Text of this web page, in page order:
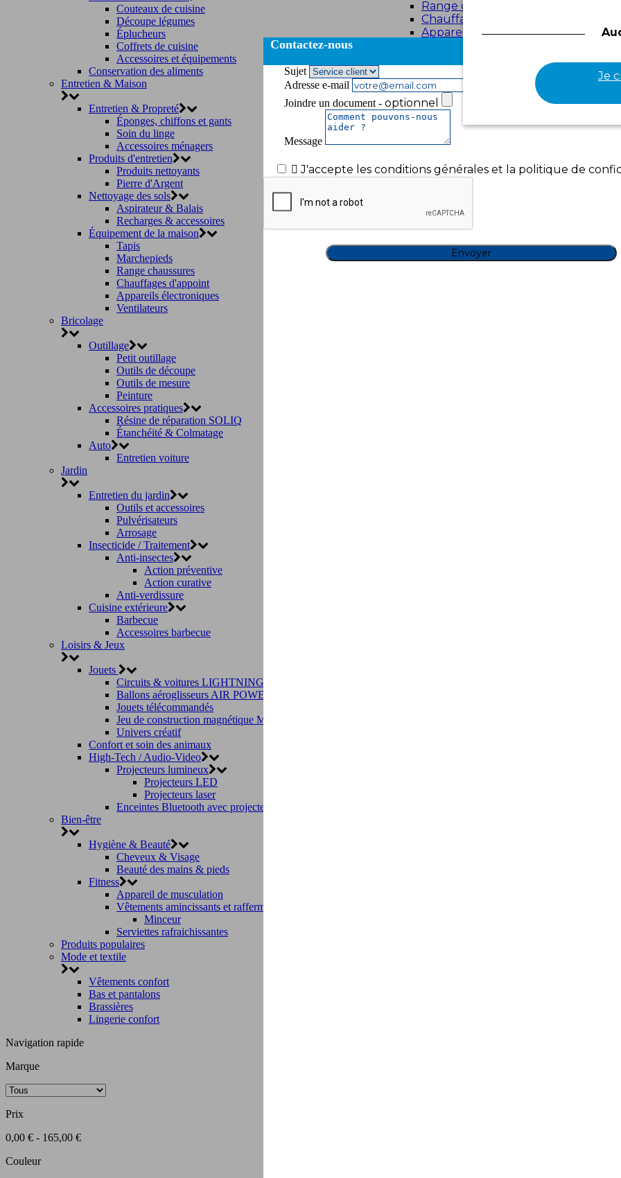
Contactez-nous
Sujet
Adresse e-mail
Joindre un document - optionnel
Message
 J'accepte les conditions générales et la politique de
Je
Range chaussures
Chauffages d'appoint
Appareils électroniques
Couteaux de cuisine
Découpe légumes
Éplucheurs
Coffrets de cuisine
Accessoires et équipements
Conservation des aliments
Entretien & Maison
Entretien & Propreté
Éponges, chiffons et gants
Soin du linge
Accessoires ménagers
Produits d'entretien
Produits nettoyants
Pierre d'Argent
Nettoyage des sols
Aspirateur & Balais
Recharges & accessoires
Équipement de la maison
Tapis
Marchepieds
Range chaussures
Chauffages d'appoint
Appareils électroniques
Ventilateurs
Bricolage
Outillage
Petit outillage
Outils de découpe
Outils de mesure
Peinture
Accessoires pratiques
Résine de réparation SOLIQ
Étanchéité & Colmatage
Auto
Entretien voiture
Jardin
Entretien du jardin
Outils et accessoires
Pulvérisateurs
Arrosage
Insecticide / Traitement
Anti-insectes
Action préventive
Action curative
Anti-verdissure
Cuisine extérieure
Barbecue
Accessoires barbecue
Loisirs & Jeux
Jouets
Circuits & voitures LIGHTNING SPEEDY
Ballons aéroglisseurs AIR POWER
Jouets télécommandés
Jeu de construction magnétique MAGIC TILES
Univers créatif
Confort et soin des animaux
High-Tech / Audio-Video
Projecteurs lumineux
Projecteurs LED
Projecteurs laser
Enceintes Bluetooth avec projecteur
Bien-être
Hygiène & Beauté
Cheveux & Visage
Beauté des mains & pieds
Fitness
Appareil de musculation
Vêtements amincissants et raffermissants
Minceur
Serviettes rafraichissantes
Produits populaires
Mode et textile
Vêtements confort
Bas et pantalons
Brassières
Lingerie confort
Navigation rapide
Marque
Prix
0,00 € - 165,00 €
Couleur